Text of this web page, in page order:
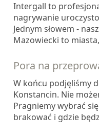
Intergall to
nagrywanie
Jednym słowem -
Mazowiecki to
Pora na
W końcu podjęliśmy
Konstancin. Nie
Pragniemy wybrać
brakować i gdzie